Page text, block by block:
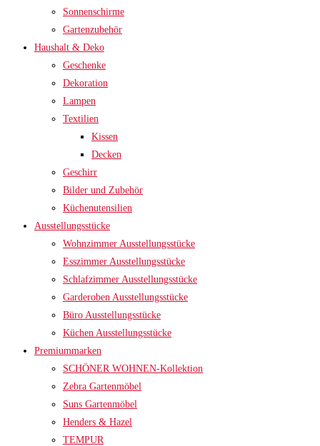
Sonnenschirme
Gartenzubehör
Haushalt & Deko
Geschenke
Dekoration
Lampen
Textilien
Kissen
Decken
Geschirr
Bilder und Zubehör
Küchenutensilien
Ausstellungsstücke
Wohnzimmer Ausstellungsstücke
Esszimmer Ausstellungsstücke
Schlafzimmer Ausstellungsstücke
Garderoben Ausstellungsstücke
Büro Ausstellungsstücke
Küchen Ausstellungsstücke
Premiummarken
SCHÖNER WOHNEN-Kollektion
Zebra Gartenmöbel
Suns Gartenmöbel
Henders & Hazel
TEMPUR